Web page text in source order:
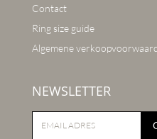
Contact
Ring size guide
Algemene
NEWSLETTER